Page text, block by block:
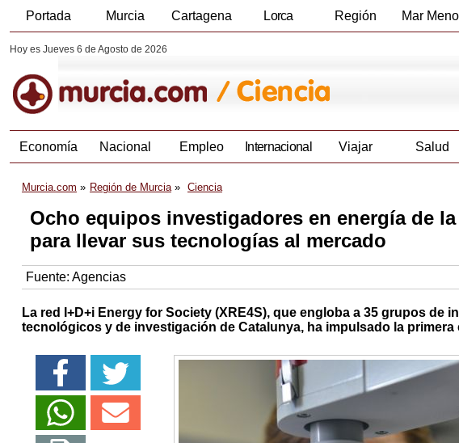
Portada Murcia Cartagena Lorca Región Mar
Hoy es Jueves 6 de Agosto de 2026
Economía Nacional Empleo Internacional Viajar Salud
Murcia.com Región de Murcia Ciencia
Ocho equipos investigadores en energía de
para llevar sus tecnologías al mercado
Fuente: Agencias
La red I+D+i Energy for Society (XRE4S), que engloba a 35 grupos de
tecnológicos y de investigación de Catalunya, ha impulsado la